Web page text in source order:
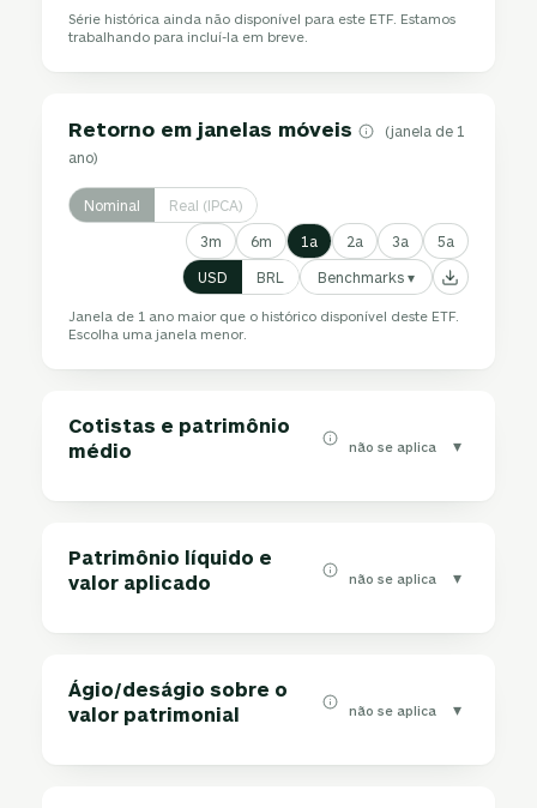
Série histórica ainda não disponível para este ETF. Estamos
trabalhando para incluí-la em breve.
Retorno em janelas móveis
(janela de 1
ano)
Nominal Real (IPCA)
3m 6m 1a 2a 3a 5a
USD BRL Benchmarks ▾
Janela de 1 ano maior que o histórico disponível deste ETF.
Escolha uma janela menor.
Cotistas e patrimônio
médio
não se aplica ▾
Patrimônio líquido e
valor aplicado
não se aplica ▾
Ágio/deságio sobre o
valor patrimonial
não se aplica ▾